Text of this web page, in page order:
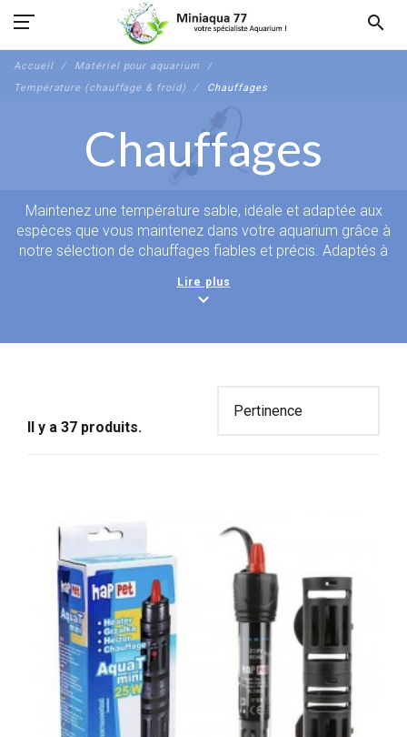
search
Accueil
Matériel pour aquarium
Température (chauffage & froid)
Chauffages
Chauffages
Maintenez une température sable, idéale et adaptée aux
espèces que vous maintenez dans votre aquarium grâce à
notre sélection de chauffages fiables et précis. Adaptés à
extérieurs, électroniques ou compacts garantissent un
Lire plus
expand_more
Il y a 37 produits.